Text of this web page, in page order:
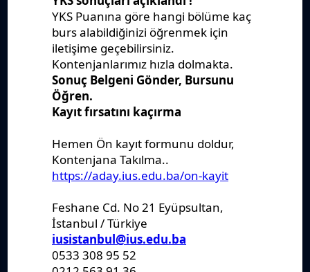
Yönetmelikler
Kanunlar
Kararlar
Politikalar
Formlar
Denklik
Ders Katalogları